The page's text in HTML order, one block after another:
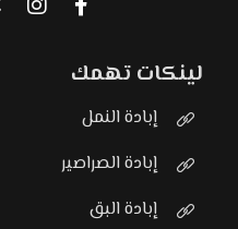
لينكات تهمك
إبادة النمل
إبادة الصراصير
إبادة البق